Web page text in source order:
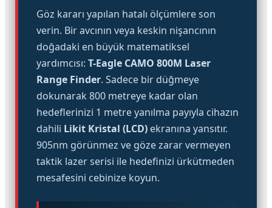
Göz kararı yapılan hatalı ölçümlere son
verin. Bir avcının veya keskin nişancının
doğadaki en büyük matematiksel
yardımcısı: T-Eagle CAMO 800M Laser
Range Finder. Sadece bir düğmeye
dokunarak 800 metreye kadar olan
hedeflerinizi 1 metre yanılma payıyla cihazın
dahili Likit Kristal (LCD) ekranına yansıtır.
905nm görünmez ve göze zarar vermeyen
taktik lazer serisi ile hedefinizi ürkütmeden
mesafesini cebinize koyun.